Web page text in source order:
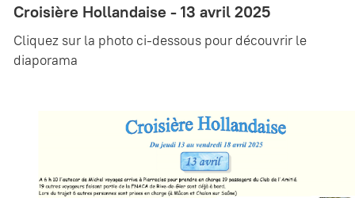
Croisière Hollandaise - 13 avril 2025
Cliquez sur la photo ci-dessous pour découvrir le
diaporama